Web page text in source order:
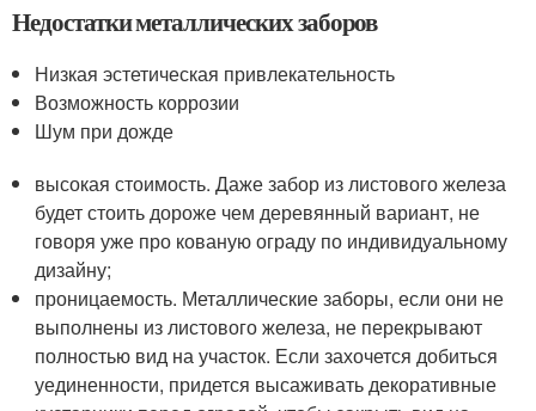
Недостатки металлических заборов
Низкая эстетическая привлекательность
Возможность коррозии
Шум при дожде
высокая стоимость. Даже забор из листового железа
будет стоить дороже чем деревянный вариант, не
говоря уже про кованую ограду по индивидуальному
дизайну;
проницаемость. Металлические заборы, если они не
выполнены из листового железа, не перекрывают
полностью вид на участок. Если захочется добиться
уединенности, придется высаживать декоративные